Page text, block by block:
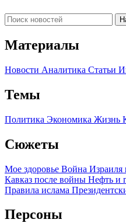
Материалы
Новости Аналитика Статьи
Темы
Политика Экономика Жизнь
Сюжеты
Мое здоровье Война Израиля
Кавказ после войны Нефть и
Правила ислама
Персоны